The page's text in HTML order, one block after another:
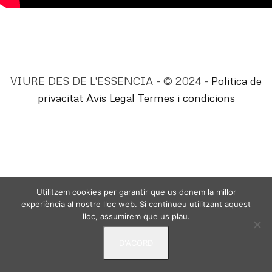
VIURE DES DE L'ESSENCIA - © 2024 - Politica de
privacitat Avis Legal Termes i condicions
Utilitzem cookies per garantir que us donem la millor
experiència al nostre lloc web. Si continueu utilitzant aquest
lloc, assumirem que us plau.